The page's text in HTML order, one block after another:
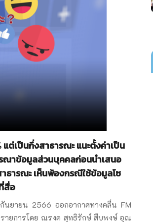
แต่เป็นกึ่งสาธารณะ แนะตั้งค่าเป็น
ณาข้อมูลส่วนบุคคลก่อนนำเสนอ
ธารณะ เห็นพ้องกรณีใช้ข้อมูลโซ
สื่อ
นยายน 2566 ออกอากาศทางคลื่น FM
รายการโดย ณรงค สุทธิรักษ์ สืบพงษ์ อุณ